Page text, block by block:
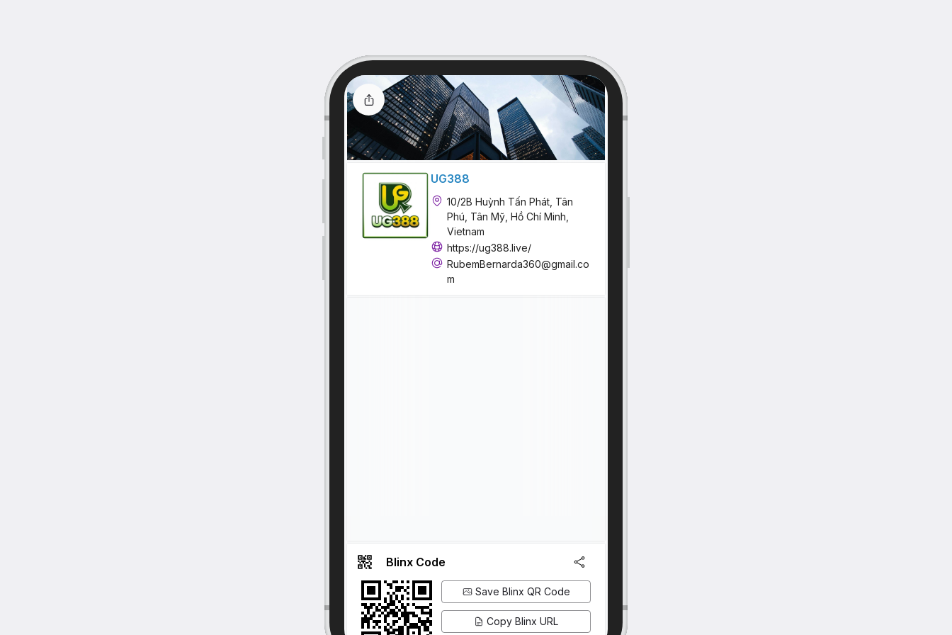
UG388
10/2B Huỳnh Tấn Phát, Tân
Phú, Tân Mỹ, Hồ Chí Minh,
Vietnam
https://ug388.live/
RubemBernarda360@gmail.co
m
Blinx Code
Save Blinx QR Code
Copy Blinx URL